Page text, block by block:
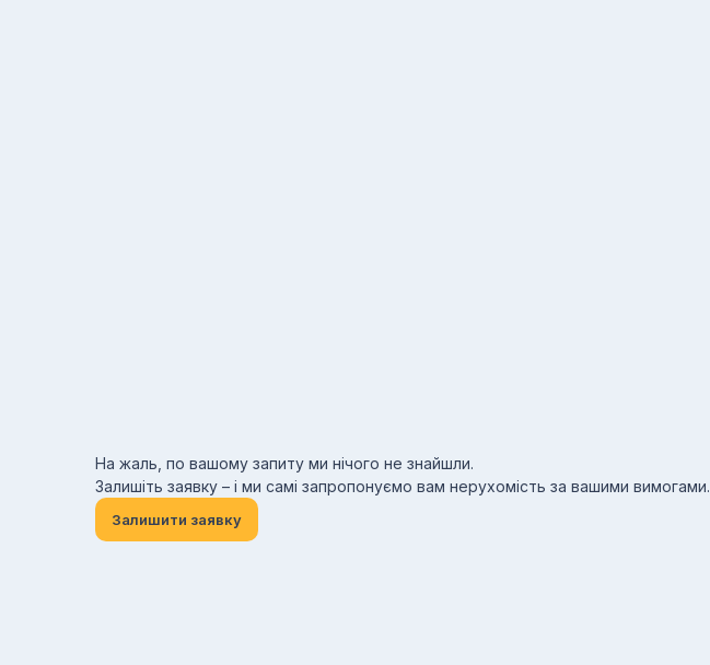
На жаль, по вашому запиту ми нічого не знайшли.
Залишіть заявку – і ми самі запропонуємо вам нерухомість за вашими вимогами.
Залишити заявку